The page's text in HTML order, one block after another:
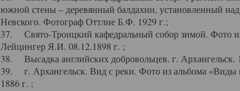
южной стены – деревянный балдахин, установленный над
Невского. Фотограф Оттлие Б.Ф. 1929 г.;
37. Свято-Троицкий кафедральный собор зимой. Фото
Лейцингер Я.И. 08.12.1898 г. ;
38. Высадка английских добровольцев. г.
39. г. Архангельск. Вид с реки. Фото из альбома
1886 г. ;